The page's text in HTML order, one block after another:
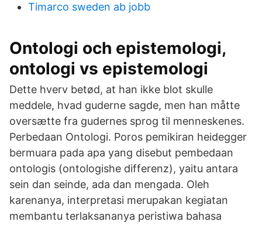
Timarco sweden ab jobb
Ontologi och epistemologi,
ontologi vs epistemologi
Dette hverv betød, at han ikke blot skulle
meddele, hvad guderne sagde, men han måtte
oversætte fra gudernes sprog til menneskenes.
Perbedaan Ontologi. Poros pemikiran heidegger
bermuara pada apa yang disebut pembedaan
ontologis (ontologishe differenz), yaitu antara
sein dan seinde, ada dan mengada. Oleh
karenanya, interpretasi merupakan kegiatan
membantu terlaksananya peristiwa bahasa